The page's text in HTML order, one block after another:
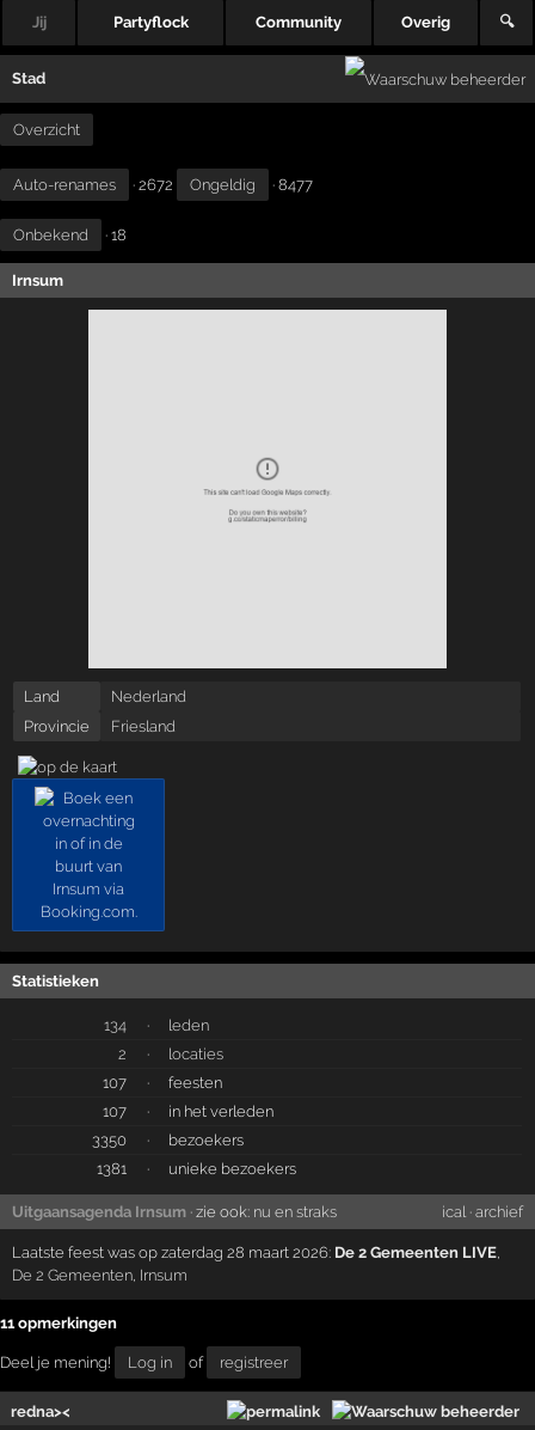
Jij Partyflock Community Overig 🔍
Stad
Overzicht
Auto-renames · 2672 Ongeldig · 8477
Onbekend · 18
Irnsum
Land
Nederland
Provincie
Friesland
Statistieken
134 ·
leden
2
·
locaties
107
·
feesten
107
·
in het verleden
3350
·
bezoekers
1381
· unieke bezoekers
Uitgaansagenda Irnsum · zie ook: nu en straks ical· archief
Laatste feest was op zaterdag 28 maart 2026: De 2 Gemeenten LIVE,
De 2 Gemeenten, Irnsum
11 opmerkingen
Deel je mening! Log in of registreer
redna><